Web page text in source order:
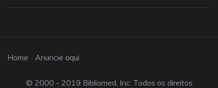
Home Anuncie aqui
© 2000 - 2019 Bibliomed, Inc. Todos os direitos